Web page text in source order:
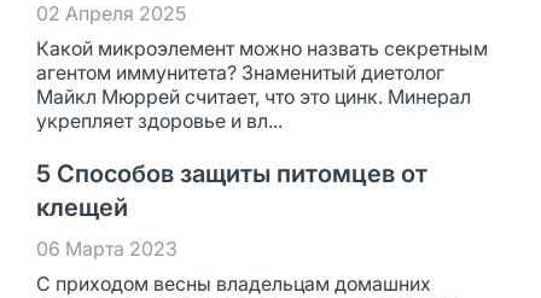
02 Апреля 2025
Какой микроэлемент можно назвать секретным
агентом иммунитета? Знаменитый диетолог
Майкл Мюррей считает, что это цинк. Минерал
укрепляет здоровье и вл...
5 Способов защиты питомцев от
клещей
06 Марта 2023
С приходом весны владельцам домашних